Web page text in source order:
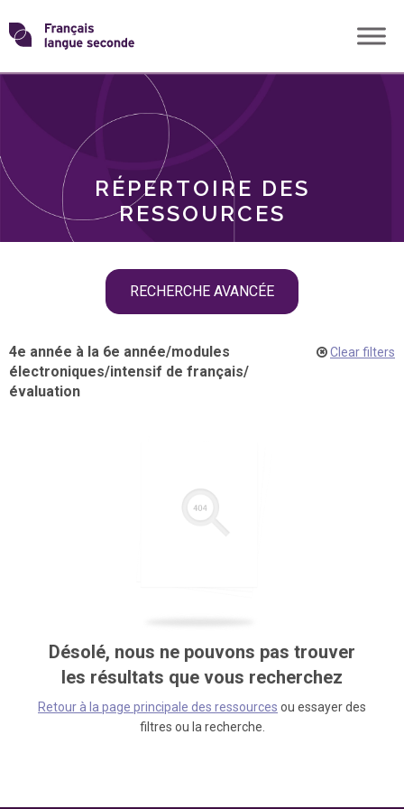
Skip
toTransformons
langue
RÉPERTOIRE DES
RESSOURCES
RECHERCHE AVANCÉE
THÈMES
4e année à la 6e année/modules
électroniques/intensif de français/
évaluation
Clear filters
Désolé, nous ne pouvons pas trouver
les résultats que vous recherchez
Retour à la page principale des ressources ou essayer des
filtres ou la recherche.